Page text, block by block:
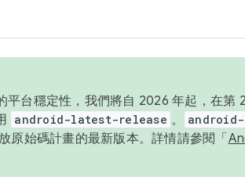
台穩定性，我們將自 2026 年起，在第
android-latest-release 。
始碼計畫的最新版本。詳情請參閱「